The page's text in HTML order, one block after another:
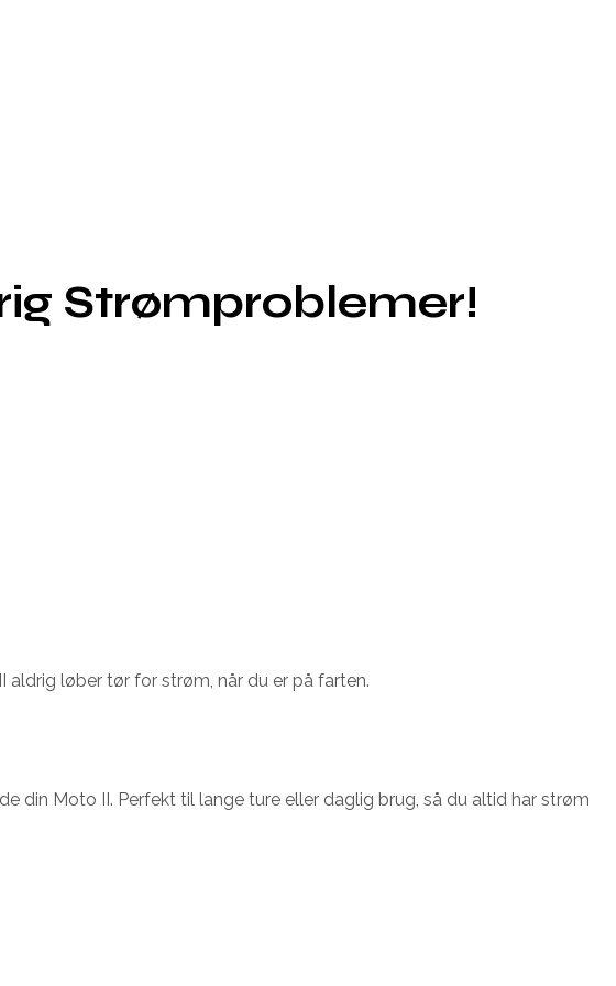
Strømproblemer!
aldrig løber tør for strøm, når du er på farten.
din Moto II. Perfekt til lange ture eller daglig brug, så du altid har strøm